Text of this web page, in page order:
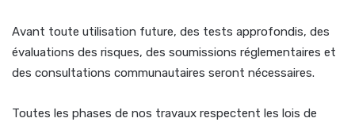
Avant toute utilisation future, des tests approfondis, des
évaluations des risques, des soumissions réglementaires et
des consultations communautaires seront nécessaires.
Toutes les phases de nos travaux respectent les lois de